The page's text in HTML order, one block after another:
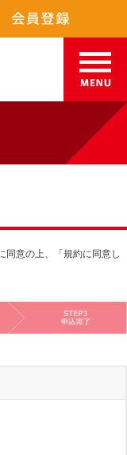
同意の上、「規約に同意し